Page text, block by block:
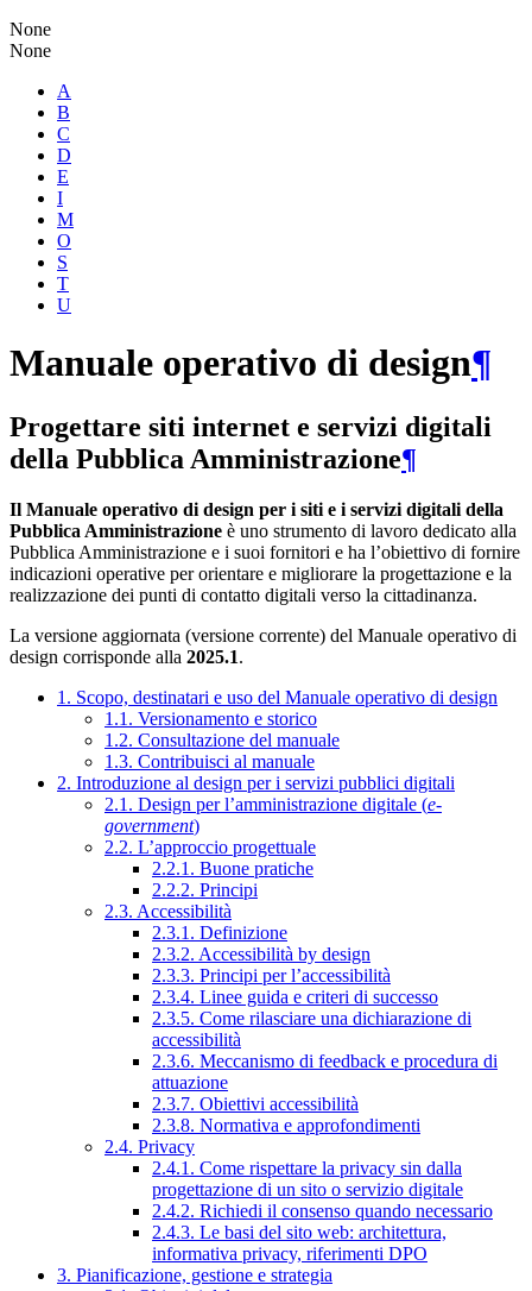
None
None
A
B
C
D
E
I
M
O
S
T
U
Manuale operativo di design¶
Progettare siti internet e servizi digitali
della Pubblica Amministrazione¶
Il Manuale operativo di design per i siti e i servizi digitali della
Pubblica Amministrazione è uno strumento di lavoro dedicato alla
Pubblica Amministrazione e i suoi fornitori e ha l’obiettivo di fornire
indicazioni operative per orientare e migliorare la progettazione e la
realizzazione dei punti di contatto digitali verso la cittadinanza.
La versione aggiornata (versione corrente) del Manuale operativo di
design corrisponde alla 2025.1.
1. Scopo, destinatari e uso del Manuale operativo di design
1.1. Versionamento e storico
1.2. Consultazione del manuale
1.3. Contribuisci al manuale
2. Introduzione al design per i servizi pubblici digitali
2.1. Design per l’amministrazione digitale (e-
government)
2.2. L’approccio progettuale
2.2.1. Buone pratiche
2.2.2. Principi
2.3. Accessibilità
2.3.1. Definizione
2.3.2. Accessibilità by design
2.3.3. Principi per l’accessibilità
2.3.4. Linee guida e criteri di successo
2.3.5. Come rilasciare una dichiarazione di
accessibilità
2.3.6. Meccanismo di feedback e procedura di
attuazione
2.3.7. Obiettivi accessibilità
2.3.8. Normativa e approfondimenti
2.4. Privacy
2.4.1. Come rispettare la privacy sin dalla
progettazione di un sito o servizio digitale
2.4.2. Richiedi il consenso quando necessario
2.4.3. Le basi del sito web: architettura,
informativa privacy, riferimenti DPO
3. Pianificazione, gestione e strategia